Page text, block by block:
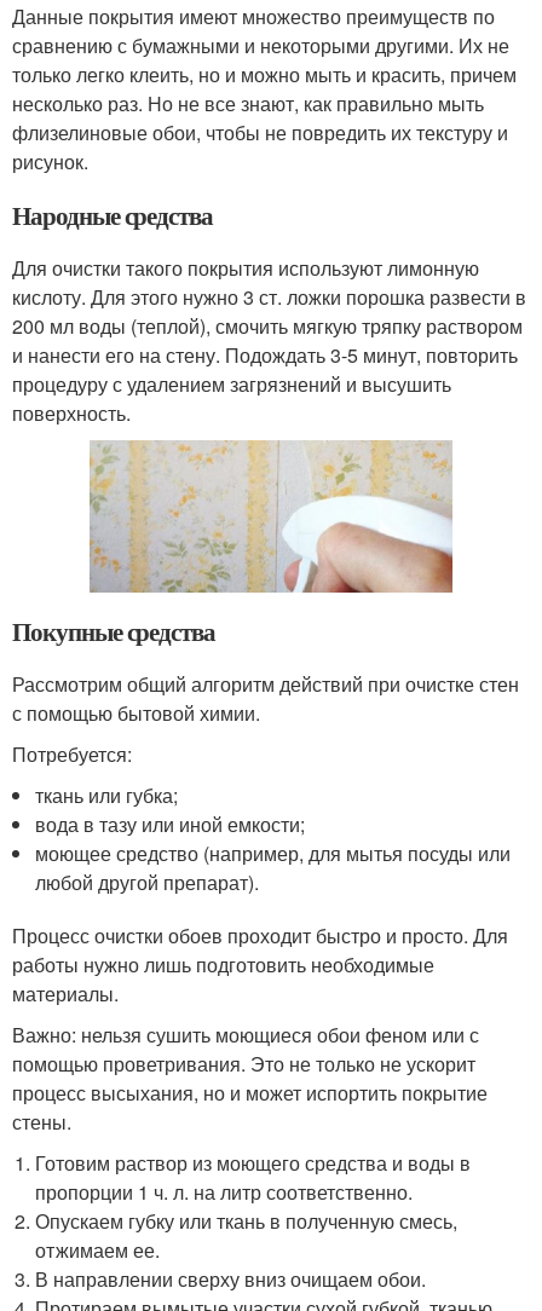
Данные покрытия имеют множество преимуществ по
сравнению с бумажными и некоторыми другими. Их не
только легко клеить, но и можно мыть и красить, причем
несколько раз. Но не все знают, как правильно мыть
флизелиновые обои, чтобы не повредить их текстуру и
рисунок.
Народные средства
Для очистки такого покрытия используют лимонную
кислоту. Для этого нужно 3 ст. ложки порошка развести в
200 мл воды (теплой), смочить мягкую тряпку раствором
и нанести его на стену. Подождать 3-5 минут, повторить
процедуру с удалением загрязнений и высушить
поверхность.
Покупные средства
Рассмотрим общий алгоритм действий при очистке стен
с помощью бытовой химии.
Потребуется:
ткань или губка;
вода в тазу или иной емкости;
моющее средство (например, для мытья посуды или
любой другой препарат).
Процесс очистки обоев проходит быстро и просто. Для
работы нужно лишь подготовить необходимые
материалы.
Важно: нельзя сушить моющиеся обои феном или с
помощью проветривания. Это не только не ускорит
процесс высыхания, но и может испортить покрытие
стены.
Готовим раствор из моющего средства и воды в
пропорции 1 ч. л. на литр соответственно.
Опускаем губку или ткань в полученную смесь,
отжимаем ее.
В направлении сверху вниз очищаем обои.